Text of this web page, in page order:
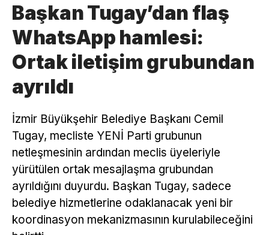
Başkan Tugay’dan flaş
WhatsApp hamlesi:
Ortak iletişim grubundan
ayrıldı
İzmir Büyükşehir Belediye Başkanı Cemil
Tugay, mecliste YENİ Parti grubunun
netleşmesinin ardından meclis üyeleriyle
yürütülen ortak mesajlaşma grubundan
ayrıldığını duyurdu. Başkan Tugay, sadece
belediye hizmetlerine odaklanacak yeni bir
koordinasyon mekanizmasının kurulabileceğini